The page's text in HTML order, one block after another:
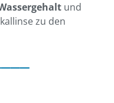
und
zu den